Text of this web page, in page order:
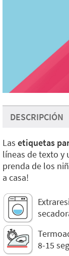
DESCRIPCIÓN
Las etiquetas
líneas de texto y
prenda de los
a casa!
8-15 seg